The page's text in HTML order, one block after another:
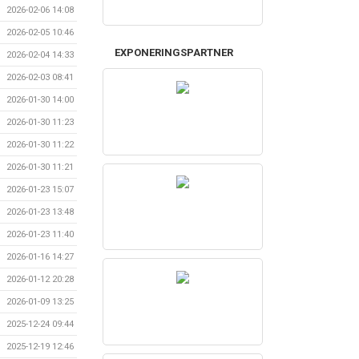
2026-02-06 14:08
2026-02-05 10:46
2026-02-04 14:33
2026-02-03 08:41
2026-01-30 14:00
2026-01-30 11:23
2026-01-30 11:22
2026-01-30 11:21
2026-01-23 15:07
2026-01-23 13:48
2026-01-23 11:40
2026-01-16 14:27
2026-01-12 20:28
2026-01-09 13:25
2025-12-24 09:44
2025-12-19 12:46
EXPONERINGSPARTNER